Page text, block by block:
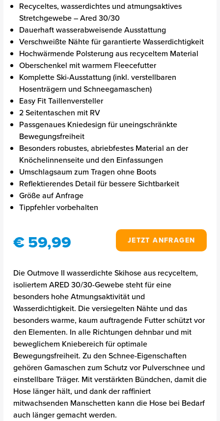
Recyceltes, wasserdichtes und atmungsaktives
Stretchgewebe – Ared 30/30
Dauerhaft wasserabweisende Ausstattung
Verschweißte Nähte für garantierte Wasserdichtigkeit
Hochwärmende Polsterung aus recyceltem Material
Oberschenkel mit warmem Fleecefutter
Komplette Ski-Ausstattung (inkl. verstellbaren
Hosenträgern und Schneegamaschen)
Easy Fit Taillenversteller
2 Seitentaschen mit RV
Passgenaues Kniedesign für uneingschränkte
Bewegungsfreiheit
Besonders robustes, abriebfestes Material an der
Knöchelinnenseite und den Einfassungen
Umschlagsaum zum Tragen ohne Boots
Reflektierendes Detail für bessere Sichtbarkeit
Größe auf Anfrage
Tippfehler vorbehalten
€ 59,99 JETZT ANFRAGEN
Die Outmove II wasserdichte Skihose aus recyceltem,
isoliertem ARED 30/30-Gewebe steht für eine
besonders hohe Atmungsaktivität und
Wasserdichtigkeit. Die versiegelten Nähte und das
besonders warme, kaum auftragende Futter schützt vor
den Elementen. In alle Richtungen dehnbar und mit
beweglichem Kniebereich für optimale
Bewegungsfreiheit. Zu den Schnee-Eigenschaften
gehören Gamaschen zum Schutz vor Pulverschnee und
einstellbare Träger. Mit verstärkten Bündchen, damit die
Hose länger hält, und dank der raffiniert
mitwachsenden Manschetten kann die Hose bei Bedarf
auch länger gemacht werden.